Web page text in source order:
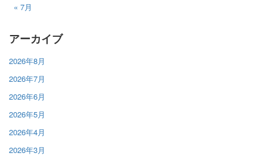
« 7月
アーカイブ
2026年8月
2026年7月
2026年6月
2026年5月
2026年4月
2026年3月